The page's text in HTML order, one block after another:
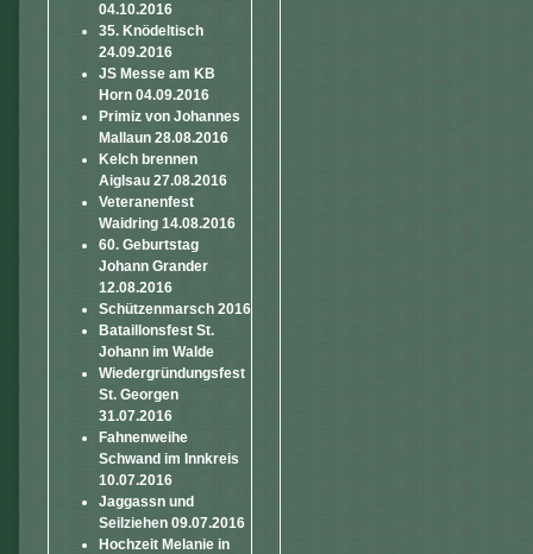
04.10.2016
35. Knödeltisch
24.09.2016
JS Messe am KB
Horn 04.09.2016
Primiz von Johannes
Mallaun 28.08.2016
Kelch brennen
Aiglsau 27.08.2016
Veteranenfest
Waidring 14.08.2016
60. Geburtstag
Johann Grander
12.08.2016
Schützenmarsch 2016
Bataillonsfest St.
Johann im Walde
Wiedergründungsfest
St. Georgen
31.07.2016
Fahnenweihe
Schwand im Innkreis
10.07.2016
Jaggassn und
Seilziehen 09.07.2016
Hochzeit Melanie in